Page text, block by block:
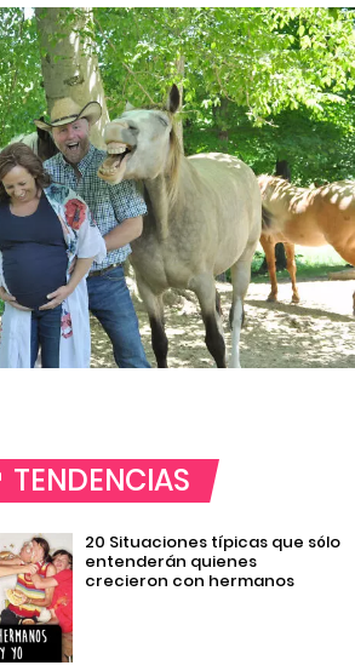
TENDENCIAS
20 Situaciones típicas que sólo
entenderán quienes
crecieron con hermanos